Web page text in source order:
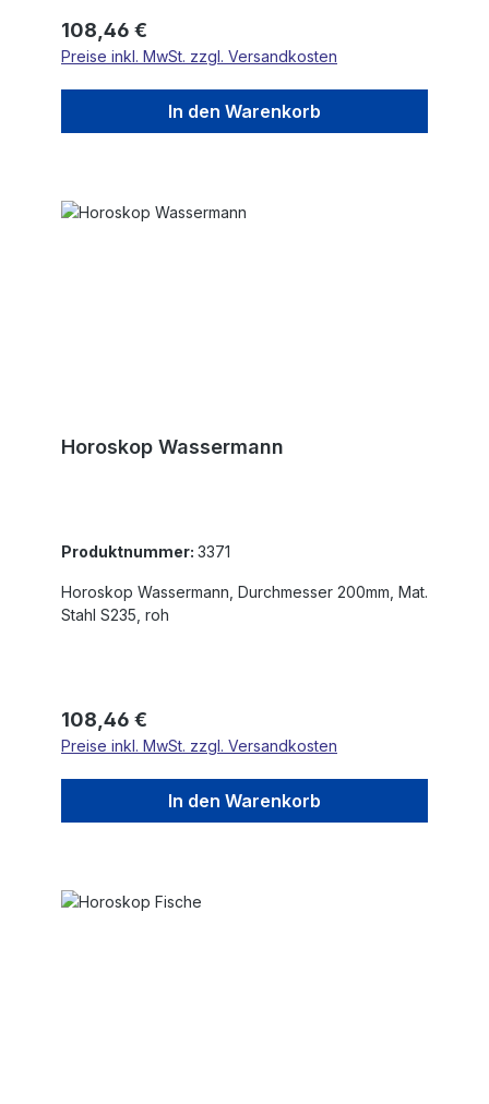
Regulärer Preis:
108,46 €
Preise inkl. MwSt. zzgl. Versandkosten
In den Warenkorb
Horoskop Wassermann
Produktnummer: 3371
Horoskop Wassermann, Durchmesser 200mm, Mat.
Stahl S235, roh
Regulärer Preis:
108,46 €
Preise inkl. MwSt. zzgl. Versandkosten
In den Warenkorb